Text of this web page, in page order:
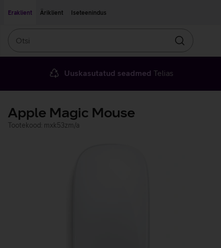
Eraklient
Äriklient Iseteenindus
Otsin
Uuskasutatud seadmed Telias
Apple Magic Mouse
Tootekood: mxk53zm/a